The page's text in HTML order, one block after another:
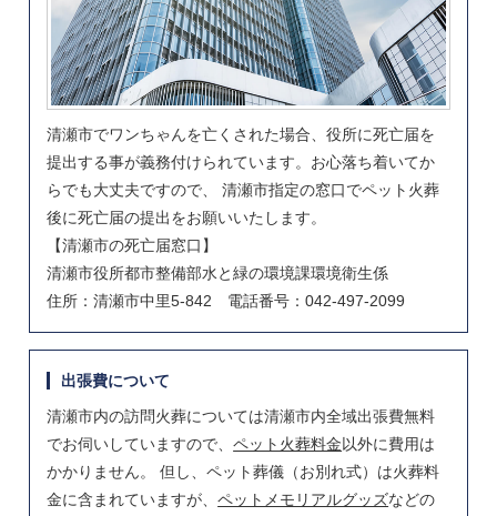
清瀬市でワンちゃんを亡くされた場合、役所に死亡届を
提出する事が義務付けられています。お心落ち着いてか
らでも大丈夫ですので、 清瀬市指定の窓口でペット火葬
後に死亡届の提出をお願いいたします。
【清瀬市の死亡届窓口】
清瀬市役所都市整備部水と緑の環境課環境衛生係
住所：清瀬市中里5-842 電話番号：042-497-2099
出張費について
清瀬市内の訪問火葬については清瀬市内全域出張費無料
でお伺いしていますので、ペット火葬料金以外に費用は
かかりません。 但し、ペット葬儀（お別れ式）は火葬料
金に含まれていますが、ペットメモリアルグッズなどの